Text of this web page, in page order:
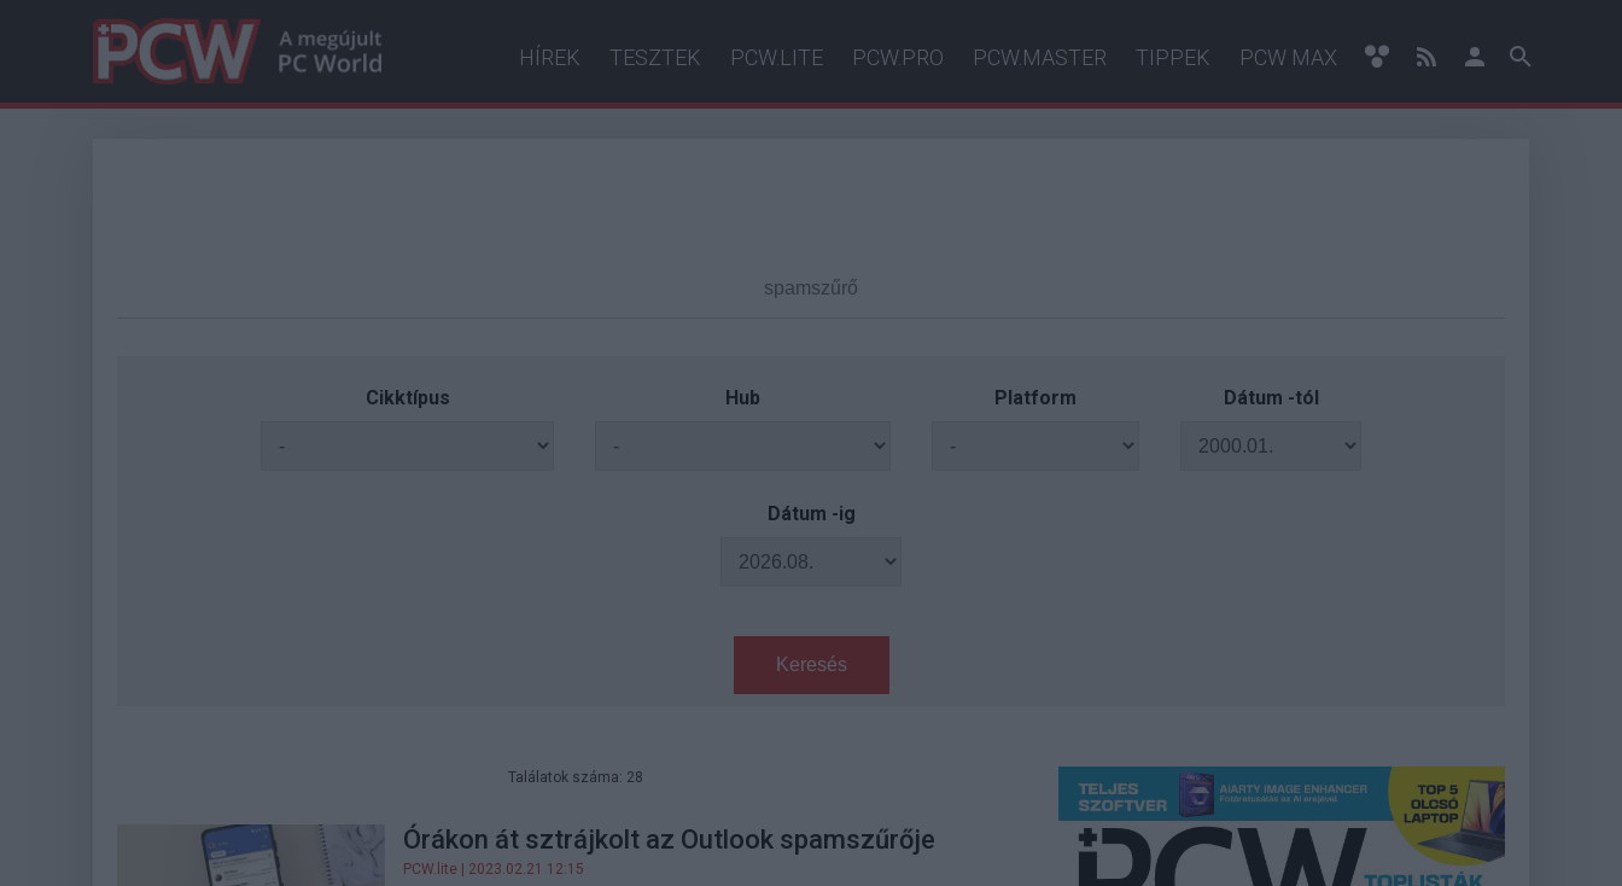
HÍREK TESZTEK PCW.LITE PCW.PRO PCW.MASTER TIPPEK PCW MAX
Cikktípus Hub Platform Dátum -tól
Dátum -ig
Keresés
Találatok száma: 28
Órákon át sztrájkolt az Outlook spamszűrője
PCW.lite | 2023.02.21 12:15